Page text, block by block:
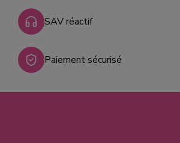
SAV réactif
Paiement sécurisé